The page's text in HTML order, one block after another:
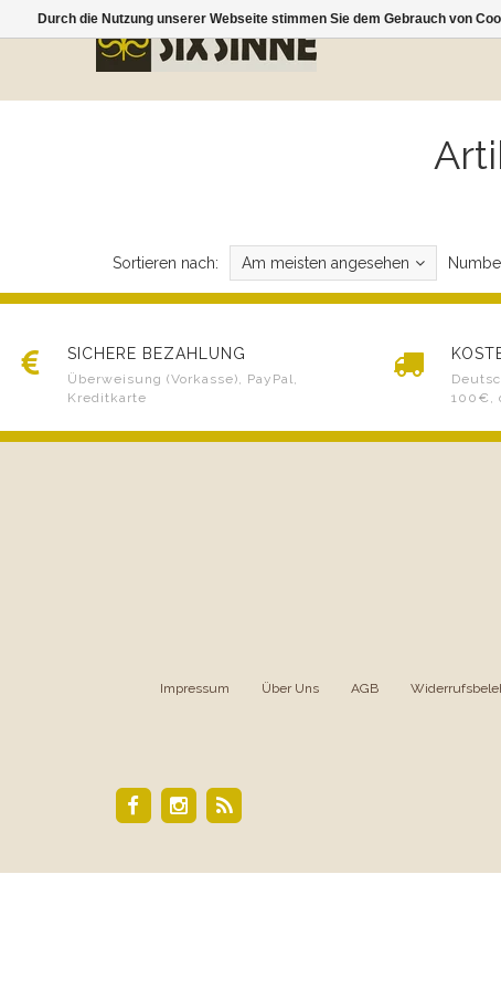
Sortieren nach: Am meisten angesehen
SICHERE BEZAHLUNG
Überweisung (Vorkasse), PayPal,
Kreditkarte
100€,
Impressum Über Uns AGB
Durch die Nutzung unserer Webseite stimmen Sie dem Gebrauch von